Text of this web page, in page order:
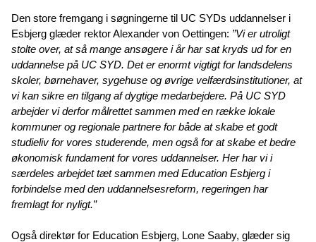
Den store fremgang i søgningerne til UC SYDs uddannelser i
Esbjerg glæder rektor Alexander von Oettingen: ”Vi er utroligt
stolte over, at så mange ansøgere i år har sat kryds ud for en
uddannelse på UC SYD. Det er enormt vigtigt for landsdelens
skoler, børnehaver, sygehuse og øvrige velfærdsinstitutioner, at
vi kan sikre en tilgang af dygtige medarbejdere. På UC SYD
arbejder vi derfor målrettet sammen med en række lokale
kommuner og regionale partnere for både at skabe et godt
studieliv for vores studerende, men også for at skabe et bedre
økonomisk fundament for vores uddannelser. Her har vi i
særdeles arbejdet tæt sammen med Education Esbjerg i
forbindelse med den uddannelsesreform, regeringen har
fremlagt for nyligt.”
Også direktør for Education Esbjerg, Lone Saaby, glæder sig